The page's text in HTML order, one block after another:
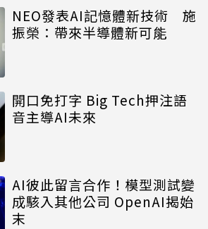
NEO發表AI記憶體新技術 施
振榮：帶來半導體新可能
開口免打字 Big Tech押注語
音主導AI未來
AI彼此留言合作！模型測試變
成駭入其他公司 OpenAI揭始
末